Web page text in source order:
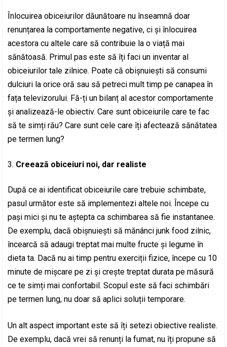
Înlocuirea obiceiurilor dăunătoare nu înseamnă doar
renunțarea la comportamente negative, ci și înlocuirea
acestora cu altele care să contribuie la o viață mai
sănătoasă. Primul pas este să îți faci un inventar al
obiceiurilor tale zilnice. Poate că obișnuiești să consumi
dulciuri la orice oră sau să petreci mult timp pe canapea în
fața televizorului. Fă-ți un bilanț al acestor comportamente
și analizează-le obiectiv. Care sunt obiceiurile care te fac
să te simți rău? Care sunt cele care îți afectează sănătatea
pe termen lung?
Creează obiceiuri noi, dar realiste
După ce ai identificat obiceiurile care trebuie schimbate,
pasul următor este să implementezi altele noi. Începe cu
pași mici și nu te aștepta ca schimbarea să fie instantanee.
De exemplu, dacă obișnuiești să mănânci junk food zilnic,
încearcă să adaugi treptat mai multe fructe și legume în
dieta ta. Dacă nu ai timp pentru exerciții fizice, începe cu 10
minute de mișcare pe zi și crește treptat durata pe măsură
ce te simți mai confortabil. Scopul este să faci schimbări
pe termen lung, nu doar să aplici soluții temporare.
Un alt aspect important este să îți setezi obiective realiste.
De exemplu, dacă vrei să renunți la fumat, nu îți propune să